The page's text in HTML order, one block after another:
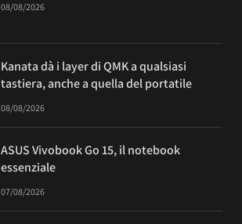
08/08/2026
Kanata dà i layer di QMK a qualsiasi
tastiera, anche a quella del portatile
08/08/2026
ASUS Vivobook Go 15, il notebook
essenziale
07/08/2026